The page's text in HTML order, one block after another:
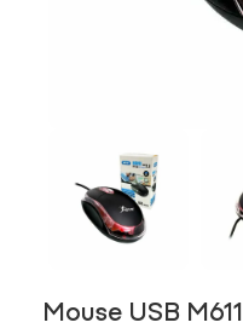
Mouse USB M611